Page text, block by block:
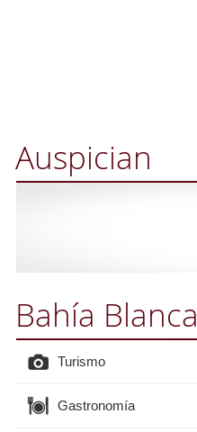
Auspician
Bahía Blanca
Turismo
Gastronomía